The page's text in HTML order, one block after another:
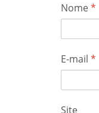
Nome*
E-mail *
Site